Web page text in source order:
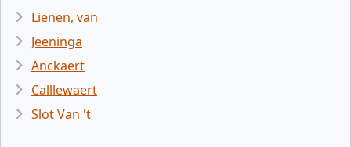
Lienen, van
Jeeninga
Anckaert
Calllewaert
Slot Van 't